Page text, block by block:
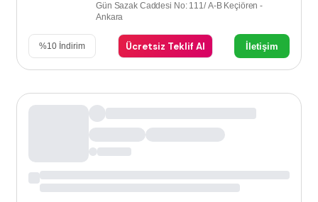
Gün Sazak Caddesi No: 111/ A-B Keçiören -
Ankara
%10 İndirim Ücretsiz Teklif Al İletişim